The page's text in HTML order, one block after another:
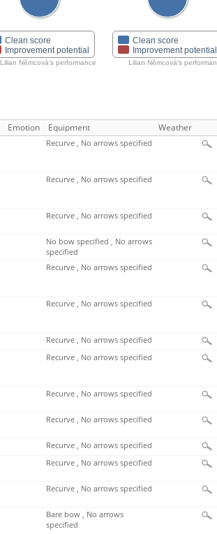
Clean score
Improvement potential
Lilian Němcová's performance
Clean score
Improvement potential
Lilian Němcová's
Emotion Equipment Weather
Recurve , No arrows specified
Recurve , No arrows specified
Recurve , No arrows specified
No bow specified , No arrows
specified
Recurve , No arrows specified
Recurve , No arrows specified
Recurve , No arrows specified
Recurve , No arrows specified
Recurve , No arrows specified
Recurve , No arrows specified
Recurve , No arrows specified
Recurve , No arrows specified
Recurve , No arrows specified
Bare bow , No arrows
specified